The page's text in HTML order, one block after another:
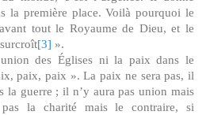
la première place. Voilà pourquoi le
tout le Royaume de Dieu, et le
[3] ».
des Églises ni la paix dans le
paix, paix ». La paix ne sera pas, il
la guerre ; il n’y aura pas union mais
la charité mais le contraire, si